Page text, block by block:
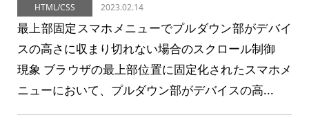
HTML/CSS 2023.02.14
最上部固定スマホメニューでプルダウン部がデバイ
スの高さに収まり切れない場合のスクロール制御
現象 ブラウザの最上部位置に固定化されたスマホメ
ニューにおいて、プルダウン部がデバイスの高...